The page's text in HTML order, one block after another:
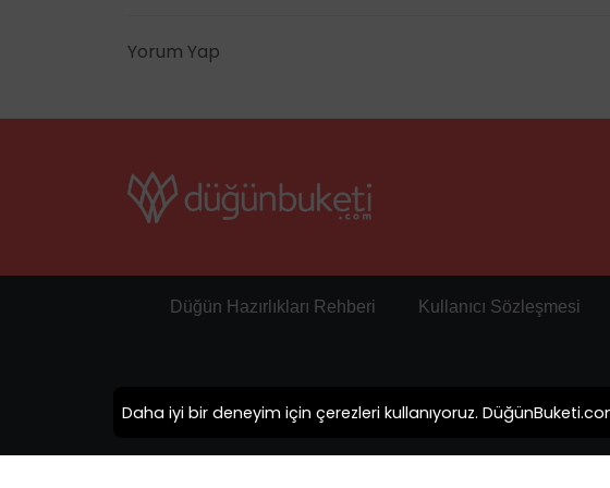
Sıkça Sorulan Sorular
Otelin Fiyatları
Kaya Palazzo Resort & Residences Le Chic Bodrum,
Giriş - Çıkış Saatleri
Otelin giriş saatleri farklı oda tiplerine göre ayrılıyor.
Yeme - İçme
Otelde kahvaltı 07.30 - 10.30, öğle yemeği 12:30 - 14:30,
Yorum Yap
Düğün Hazırlıkları Rehberi Kullanıcı Sözleşmesi
Daha iyi bir deneyim için çerezleri kullanıyoruz.